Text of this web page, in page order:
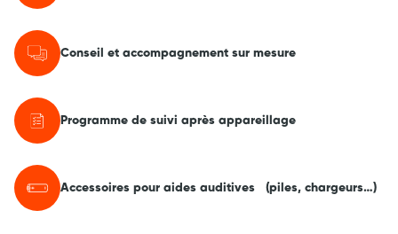
Conseil et accompagnement sur mesure
Programme de suivi après appareillage
Accessoires pour aides auditives (piles, chargeurs…)